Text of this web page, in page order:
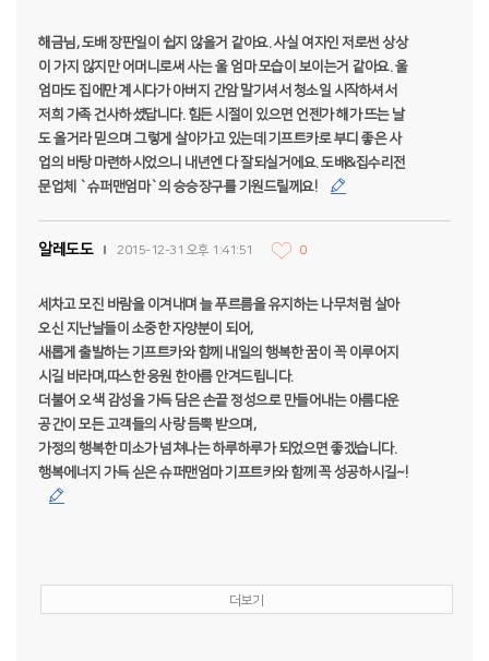
해금님, 도배 장판일이 쉽지 않을거 같아요. 사실 여자인 저로썬 상상
이 가지 않지만 어머니로써 사는 울 엄마 모습이 보이는거 같아요. 울
엄마도 집에만 계시다가 아버지 간암 말기셔서 청소일 시작하셔서
저희 가족 건사하셨답니다. 힘든 시절이 있으면 언젠가 해가 뜨는 날
도 올거라 믿으며 그렇게 살아가고 있는데 기프트카로 부디 좋은 사
업의 바탕 마련하시었으니 내년엔 다 잘되실거에요. 도배&집수리전
문업체 `슈퍼맨엄마`의 승승장구를 기원드릴께요!
알레도도 2015-12-31 오후 1:41:51 0
세차고 모진 바람을 이겨내며 늘 푸르름을 유지하는 나무처럼 살아
오신 지난날들이 소중한 자양분이 되어,
새롭게 출발하는 기프트카와 함께 내일의 행복한 꿈이 꼭 이루어지
시길 바라며,따스한 응원 한아름 안겨드립니다.
더불어 오색 감성을 가득 담은 손끝 정성으로 만들어내는 아름다운
공간이 모든 고객들의 사랑 듬뿍 받으며,
가정의 행복한 미소가 넘쳐나는 하루하루가 되었으면 좋겠습니다.
행복에너지 가득 싣은 슈퍼맨엄마 기프트카와 함께 꼭 성공하시길~!
더보기